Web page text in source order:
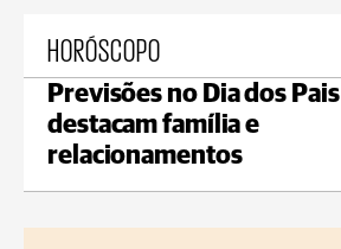
HORÓSCOPO
Previsões no Dia dos Pais
destacam família e
relacionamentos